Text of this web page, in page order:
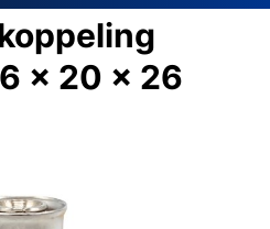
x 20 x 26